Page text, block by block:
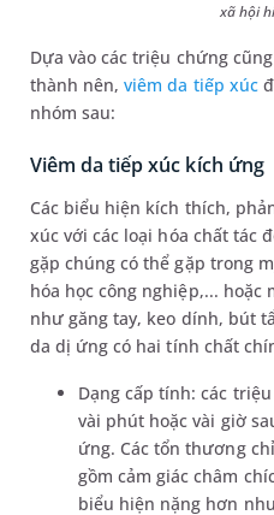
xã hội
Dựa vào các triệu chứng
thành nên,viêm da tiếp xúc
nhóm sau:
Viêm da tiếp xúc kích ứng
Các biểu hiện kích thích,
xúc với các loại hóa chất tác
gặp chúng có thể gặp trong
hóa học công nghiệp,...
như găng tay, keo dính, bút
da dị ứng có hai tính chất
Dạng cấp tính: các
vài phút hoặc vài giờ
ứng. Các tổn thương
gồm cảm giác châm
biểu hiện nặng hơn